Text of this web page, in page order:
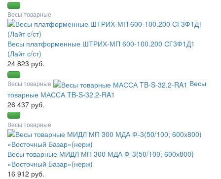
Весы товарные
Весы платформенные ШТРИХ-МП 600-100.200 СГ3Ф1Д1
(Лайт с/ст)
24 823 руб.
Весы товарные
Весы
товарные МАССА TB-S-32.2-RA1
26 437 руб.
Весы товарные
Весы товарные МИДЛ МП 300 МДА Ф-3(50/100; 600х800)
«Восточный Базар»(нерж)
16 912 руб.